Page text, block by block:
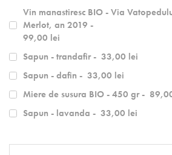
Vin manastiresc BIO - Via
Merlot, an 2019 -
99,00 lei
Sapun - trandafir - 33,00 lei
Sapun - dafin - 33,00 lei
Miere de susura BIO - 450 gr -
Sapun - lavanda - 33,00 lei